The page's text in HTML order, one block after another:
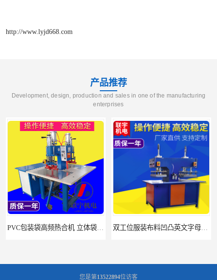
http://www.lyjd668.com
产品推荐
Development, design, production and sales in one of the manufacturing
enterprises
PVC包装袋高频热合机 立体袋焊接机 找联宇生产厂家 双工位服装布料凹凸英文字母压字机找联宇制造厂
您是第13522894位访客